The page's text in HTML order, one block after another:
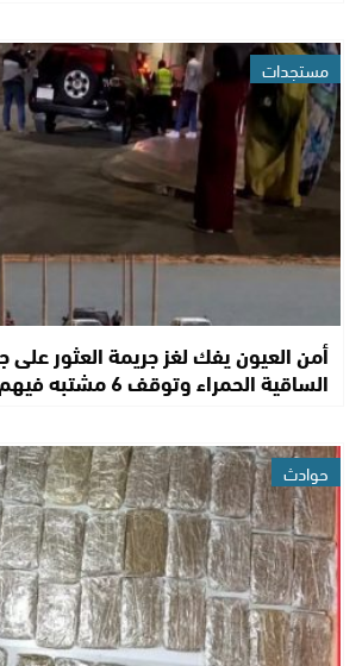
مستجدات
أمن العيون يفك لغز جريمة العثور على
الساقية الحمراء وتوقف 6 مشتبه فيهم
حوادث